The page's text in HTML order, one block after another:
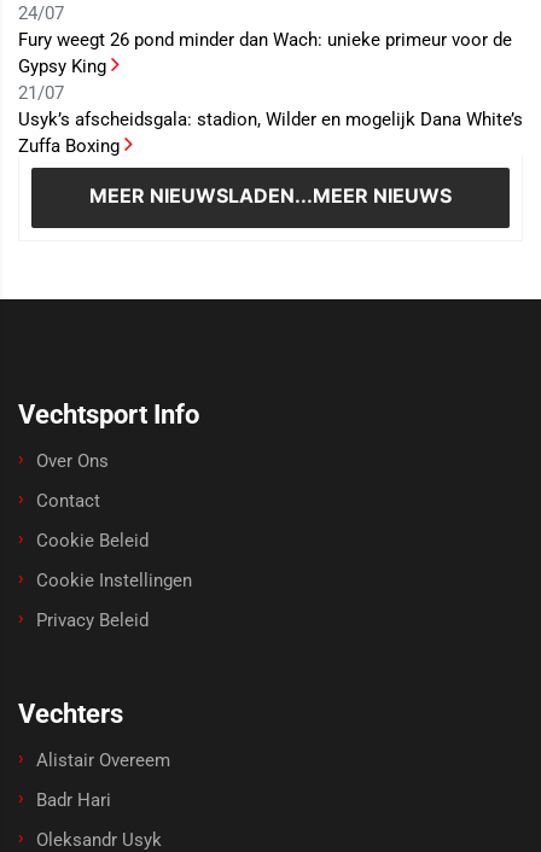
24/07
Fury weegt 26 pond minder dan Wach: unieke primeur voor de
Gypsy King
21/07
Usyk’s afscheidsgala: stadion, Wilder en mogelijk Dana White’s
Zuffa Boxing
MEER NIEUWSLADEN...MEER NIEUWS
Vechtsport Info
Over Ons
Contact
Cookie Beleid
Cookie Instellingen
Privacy Beleid
Vechters
Alistair Overeem
Badr Hari
Oleksandr Usyk